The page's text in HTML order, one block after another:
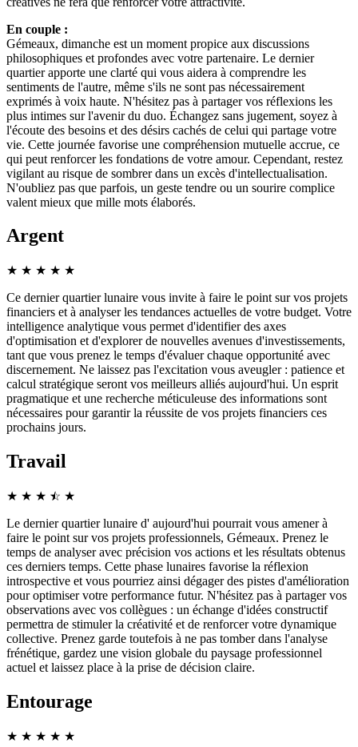
En couple :
Gémeaux, dimanche est un moment propice aux discussions
philosophiques et profondes avec votre partenaire. Le dernier
quartier apporte une clarté qui vous aidera à comprendre les
sentiments de l'autre, même s'ils ne sont pas nécessairement
exprimés à voix haute. N'hésitez pas à partager vos réflexions les
plus intimes sur l'avenir du duo. Échangez sans jugement, soyez à
l'écoute des besoins et des désirs cachés de celui qui partage votre
vie. Cette journée favorise une compréhension mutuelle accrue, ce
qui peut renforcer les fondations de votre amour. Cependant, restez
vigilant au risque de sombrer dans un excès d'intellectualisation.
N'oubliez pas que parfois, un geste tendre ou un sourire complice
valent mieux que mille mots élaborés.
Argent
★ ★ ★ ★ ★
Ce dernier quartier lunaire vous invite à faire le point sur vos projets
financiers et à analyser les tendances actuelles de votre budget. Votre
intelligence analytique vous permet d'identifier des axes
d'optimisation et d'explorer de nouvelles avenues d'investissements,
tant que vous prenez le temps d'évaluer chaque opportunité avec
discernement. Ne laissez pas l'excitation vous aveugler : patience et
calcul stratégique seront vos meilleurs alliés aujourd'hui. Un esprit
pragmatique et une recherche méticuleuse des informations sont
nécessaires pour garantir la réussite de vos projets financiers ces
prochains jours.
Travail
★ ★ ★ ☆
★ ★
Le dernier quartier lunaire d' aujourd'hui pourrait vous amener à
faire le point sur vos projets professionnels, Gémeaux. Prenez le
temps de analyser avec précision vos actions et les résultats obtenus
ces derniers temps. Cette phase lunaires favorise la réflexion
introspective et vous pourriez ainsi dégager des pistes d'amélioration
pour optimiser votre performance futur. N'hésitez pas à partager vos
observations avec vos collègues : un échange d'idées constructif
permettra de stimuler la créativité et de renforcer votre dynamique
collective. Prenez garde toutefois à ne pas tomber dans l'analyse
frénétique, gardez une vision globale du paysage professionnel
actuel et laissez place à la prise de décision claire.
Entourage
★ ★ ★ ★ ★